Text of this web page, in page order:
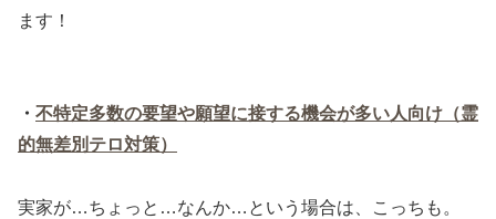
ます！
・ 不特定多数の要望や願望に接する機会が多い人向け（霊
的無差別テロ対策）
実家が…ちょっと…なんか…という場合は、こっちも。